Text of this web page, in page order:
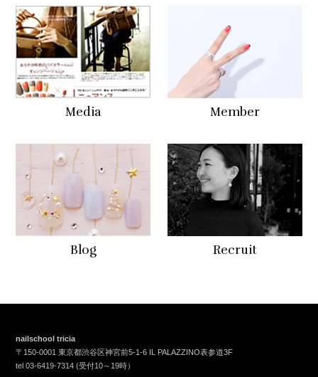
Media Member
Blog Recruit
nailschool tricia
〒150-0001 東京都渋谷区神宮前5-1-6 IL PALAZZINO表参道3F
tel03-6419-7314 (受付10～19時）